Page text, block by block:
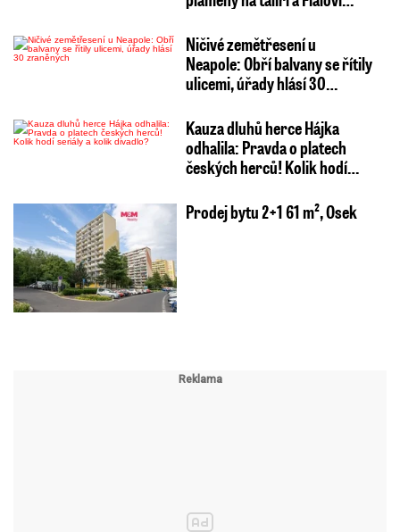
Ničivé zemětřesení u
Neapole: Obří balvany se řítily
ulicemi, úřady hlásí 30…
Kauza dluhů herce Hájka
odhalila: Pravda o platech
českých herců! Kolik hodí…
Prodej bytu 2+1 61 m², Osek